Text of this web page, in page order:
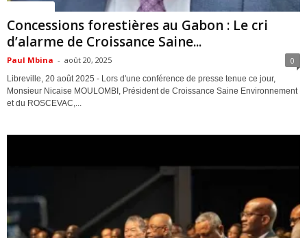
Concessions forestières au Gabon : Le cri
d’alarme de Croissance Saine...
Paul Mbina - août 20, 2025 0
Libreville, 20 août 2025 - Lors d'une conférence de presse tenue ce jour,
Monsieur Nicaise MOULOMBI, Président de Croissance Saine Environnement
et du ROSCEVAC,...